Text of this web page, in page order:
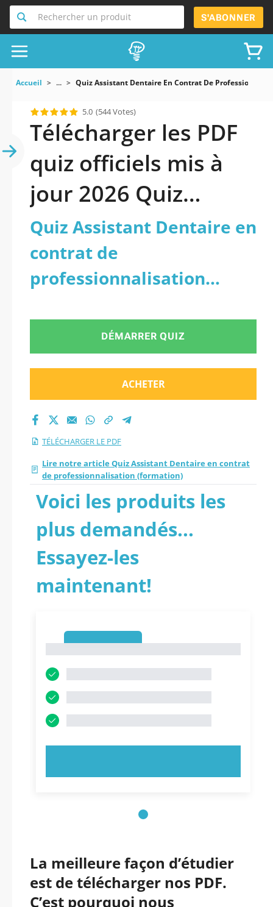
Rechercher un produit S'ABONNER
Accueil ... Quiz Assistant Dentaire En Contrat De
5.0 (544 Votes)
Télécharger les PDF
quiz officiels mis à
jour 2026 Quiz
Assistant Dentaire
en contrat de
professionnalisation
(formation).
Quiz Assistant Dentaire en
contrat de
professionnalisation
DÉMARRER QUIZ
ACHETER
TÉLÉCHARGER LE PDF
Lire notre article Quiz Assistant Dentaire en contrat
de professionnalisation (formation)
Voici les produits les
plus demandés...
Essayez-les
maintenant!
La meilleure façon d’étudier
est de télécharger nos PDF.
C’est pourquoi nous